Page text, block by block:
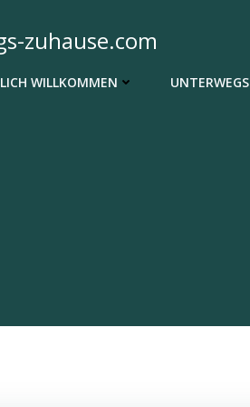
zuhause.com
WILLKOMMEN UNTERWEGS